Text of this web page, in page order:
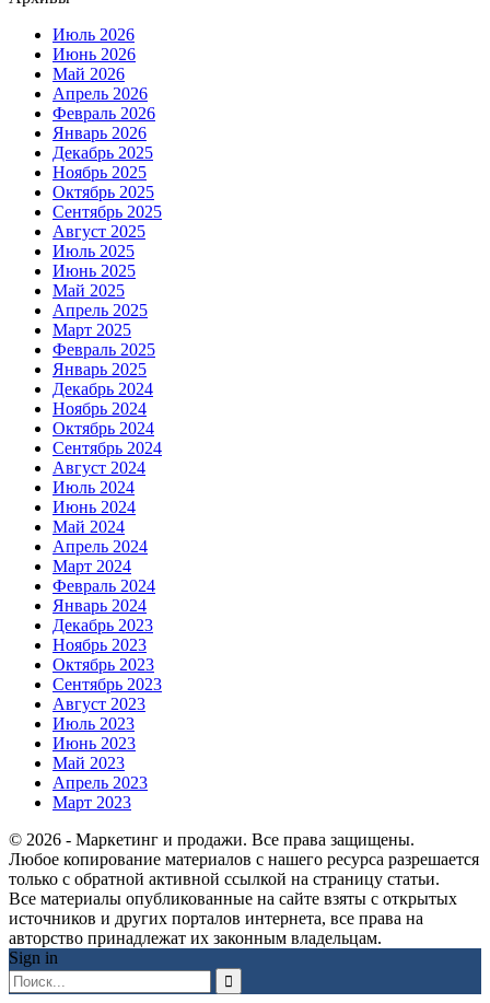
Июль 2026
Июнь 2026
Май 2026
Апрель 2026
Февраль 2026
Январь 2026
Декабрь 2025
Ноябрь 2025
Октябрь 2025
Сентябрь 2025
Август 2025
Июль 2025
Июнь 2025
Май 2025
Апрель 2025
Март 2025
Февраль 2025
Январь 2025
Декабрь 2024
Ноябрь 2024
Октябрь 2024
Сентябрь 2024
Август 2024
Июль 2024
Июнь 2024
Май 2024
Апрель 2024
Март 2024
Февраль 2024
Январь 2024
Декабрь 2023
Ноябрь 2023
Октябрь 2023
Сентябрь 2023
Август 2023
Июль 2023
Июнь 2023
Май 2023
Апрель 2023
Март 2023
© 2026 - Маркетинг и продажи. Все права защищены.
Любое копирование материалов с нашего ресурса разрешается
только с обратной активной ссылкой на страницу статьи.
Все материалы опубликованные на сайте взяты с открытых
источников и других порталов интернета, все права на
авторство принадлежат их законным владельцам.
Sign in